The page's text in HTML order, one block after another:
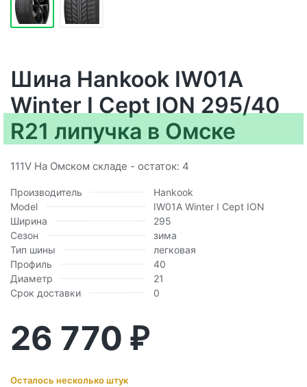
Шина Hankook IW01A
Winter I Cept ION 295/40
R21 липучка в Омске
111V На Омском складе - остаток: 4
Производитель
Hankook
Model
IW01A Winter I Cept ION
Ширина
295
Сезон
зима
Тип шины
легковая
Профиль
40
Диаметр
21
Срок доставки
0
26 770 ₽
Осталось несколько штук